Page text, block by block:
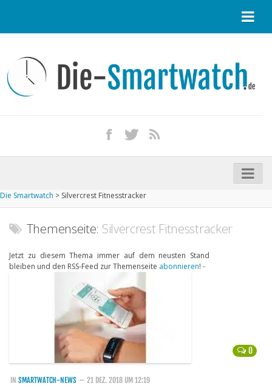
Kontakt / Tipp geben
Impressum
iPhone kaufen
Startseite
Aktuelle Smartwatches im Test
Marken und Modelle
Handytarife
BASE
Smartphonetarife
Datentarife
o2
Die Smartwatch > Silvercrest Fitnesstracker
Themenseite: Silvercrest Fitnesstracker
Jetzt zu diesem Thema immer auf dem neusten Stand
bleiben und den RSS-Feed zur Themenseite abonnieren! -
0
IN SMARTWATCH-NEWS — 21 DEZ. 2018 UM 12:19